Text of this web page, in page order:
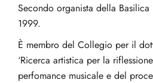
Secondo organista della Basilica
1999.
È membro del Collegio per il
‘Ricerca artistica per la
perfomance musicale e del